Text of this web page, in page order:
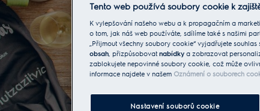
Tento web používá soubory cookie k
K vylepšování našeho webu a k propagačním a
o tom, jak náš web používáte, sdílíme také s našimi
„Přijmout všechny soubory cookie“ vyjadřujete
obsah, přizpůsobovat nabídky a zobrazovat
zablokujete nepovinné soubory cookie, což může
informace najdete v našem Oznámení o souborech
Nastavení souborů cookie